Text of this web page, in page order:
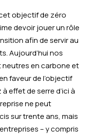
objectif de zéro
devoir jouer un rôle
afin de servir au
Aujourd’hui nos
en carbone et
faveur de l’objectif
effet de serre d’ici à
ne peut
sur trente ans, mais
– y compris